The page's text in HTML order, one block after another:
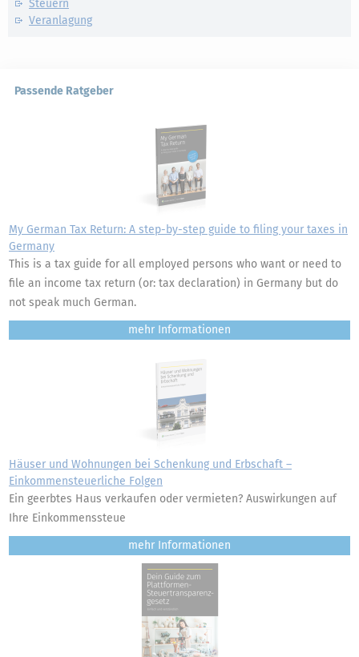
Steuern
Veranlagung
Passende Ratgeber
My German Tax Return: A step-by-step guide to filing your taxes in
Germany
This is a tax guide for all employed persons who want or need to
file an income tax return (or: tax declaration) in Germany but do
not speak much German.
mehr
Häuser und Wohnungen bei Schenkung und Erbschaft –
Einkommensteuerliche Folgen
Ein geerbtes Haus verkaufen oder vermieten? Auswirkungen auf
Ihre Einkommenssteue
mehr